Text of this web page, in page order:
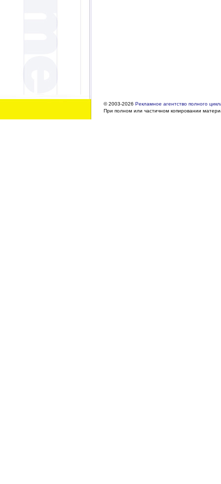
© 2003-2026 Рекламное агентство полного
При полном или частичном копировании